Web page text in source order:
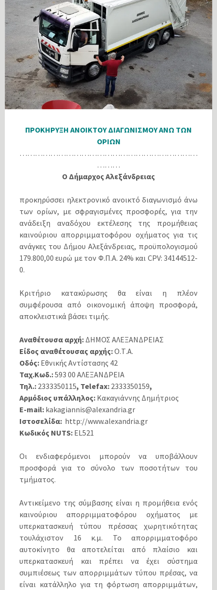
ΠΡΟΚΗΡΥΞΗ ΑΝΟΙΚΤΟΥ ΔΙΑΓΩΝΙΣΜΟΥ ΑΝΩ ΤΩΝ
ΟΡΙΩΝ
……………………………………………………………
………
Ο Δήμαρχος Αλεξάνδρειας
προκηρύσσει ηλεκτρονικό ανοικτό διαγωνισμό άνω
των ορίων, με σφραγισμένες προσφορές, για την
ανάδειξη αναδόχου εκτέλεσης της προμήθειας
καινούριου απορριμματοφόρου οχήματος για τις
ανάγκες του Δήμου Αλεξάνδρειας, προϋπολογισμού
179.800,00 ευρώ με τον Φ.Π.Α. 24% και CPV: 34144512-
0.
Κριτήριο κατακύρωσης θα είναι η πλέον
συμφέρουσα από οικονομική άποψη προσφορά,
αποκλειστικά βάσει τιμής.
Αναθέτουσα αρχή: ΔΗΜΟΣ ΑΛΕΞΑΝΔΡΕΙΑΣ
Είδος αναθέτουσας αρχής:Ο.Τ.Α.
Οδός: Εθνικής Αντίστασης 42
Ταχ.Κωδ.:593 00 ΑΛΕΞΑΝΔΡΕΙΑ
Τηλ.: 2333350115, Telefax: 2333350159,
Αρμόδιος υπάλληλος: Κακαγιάννης Δημήτριος
E-mail: kakagiannis@alexandria.gr
Ιστοσελίδα: http://www.alexandria.gr
Κωδικός NUTS: EL521
Οι ενδιαφερόμενοι μπορούν να υποβάλλουν
προσφορά για το σύνολο των ποσοτήτων του
τμήματος.
Αντικείμενο της σύμβασης είναι η προμήθεια ενός
καινούριου απορριμματοφόρου οχήματος με
υπερκατασκευή τύπου πρέσσας χωρητικότητας
τουλάχιστον 16 κ.μ. Το απορριμματοφόρο
αυτοκίνητο θα αποτελείται από πλαίσιο και
υπερκατασκευή και πρέπει να έχει σύστημα
συμπιέσεως των απορριμμάτων τύπου πρέσας, να
είναι κατάλληλο για τη φόρτωση απορριμμάτων,